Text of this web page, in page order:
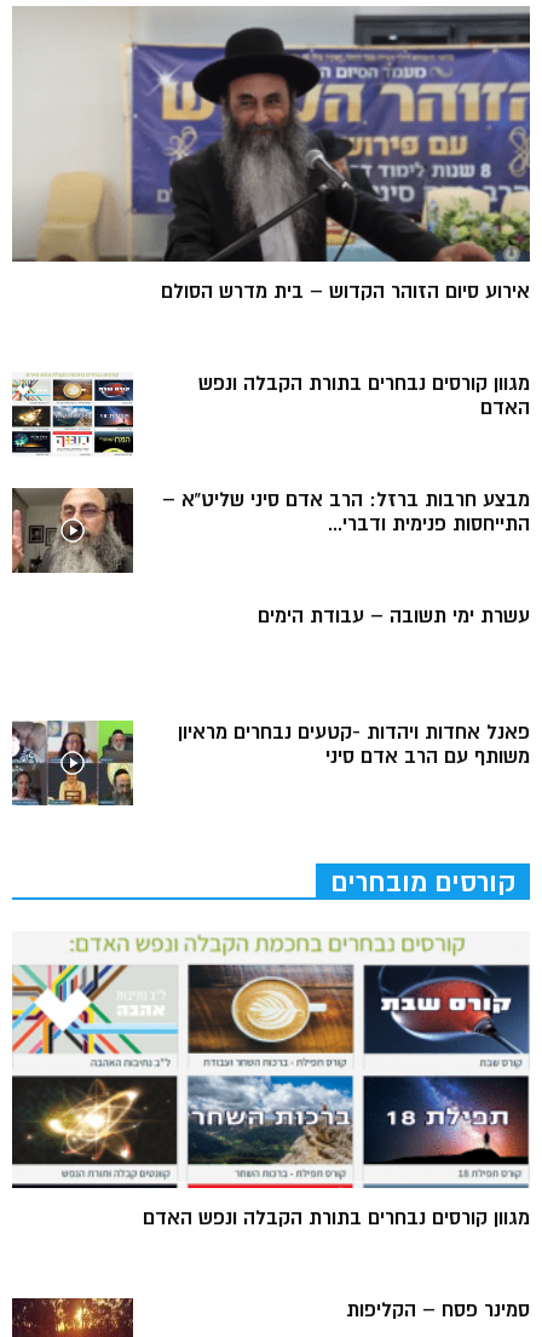
אירוע סיום הזוהר הקדוש – בית מדרש הסולם
מגוון קורסים נבחרים בתורת הקבלה ונפש
האדם
מבצע חרבות ברזל: הרב אדם סיני שליט”א –
התייחסות פנימית ודברי...
עשרת ימי תשובה – עבודת הימים
פאנל אחדות ויהדות -קטעים נבחרים מראיון
משותף עם הרב אדם סיני
קורסים מובחרים
מגוון קורסים נבחרים בתורת הקבלה ונפש האדם
סמינר פסח – הקליפות